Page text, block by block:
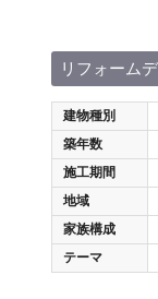
リフォーム
建物種別
築年数
施工期間
地域
家族構成
テーマ